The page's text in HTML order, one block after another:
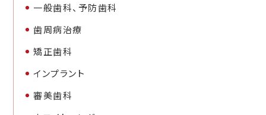
一般歯科、予防歯科
歯周病治療
矯正歯科
インプラント
審美歯科